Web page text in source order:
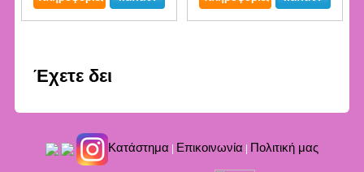
Έχετε δει
Kατάστημα Επικοινωνία Πολιτική μας